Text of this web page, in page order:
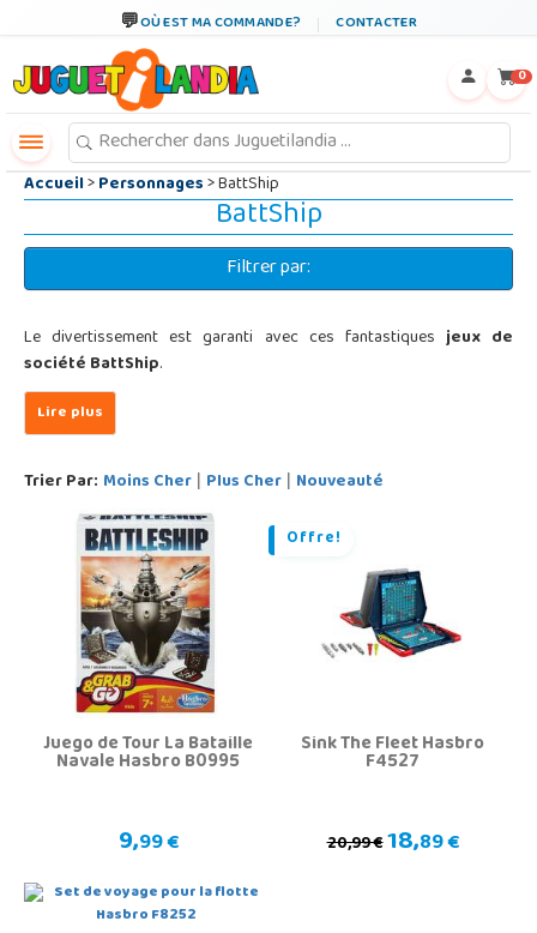
OÙ EST MA COMMANDE? CONTACTER
0
Accueil>Personnages> BattShip
BattShip
Filtrer par:
Le divertissement est garanti avec ces fantastiques jeux de
société BattShip.
Trier Par: Moins Cher | Plus Cher | Nouveauté
Juego de Tour La Bataille
Navale Hasbro B0995
9,99 €
Offre!
Sink The Fleet Hasbro
F4527
20,99 €18,89 €